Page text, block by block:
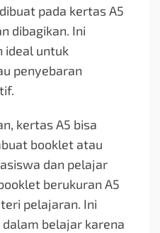
pada kertas A5
dibagikan. Ini
ideal untuk
penyebaran
kertas A5 bisa
booklet atau
dan pelajar
berukuran A5
pelajaran. Ini
belajar karena